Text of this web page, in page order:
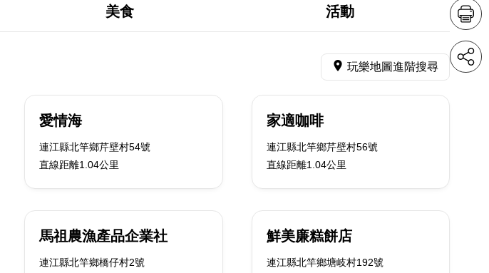
美食 活動
玩樂地圖進階搜尋
愛情海
連江縣北竿鄉芹壁村54號
直線距離1.04公里
家適咖啡
連江縣北竿鄉芹壁村56號
直線距離1.04公里
馬祖農漁產品企業社
連江縣北竿鄉橋仔村2號
鮮美廉糕餅店
連江縣北竿鄉塘岐村192號